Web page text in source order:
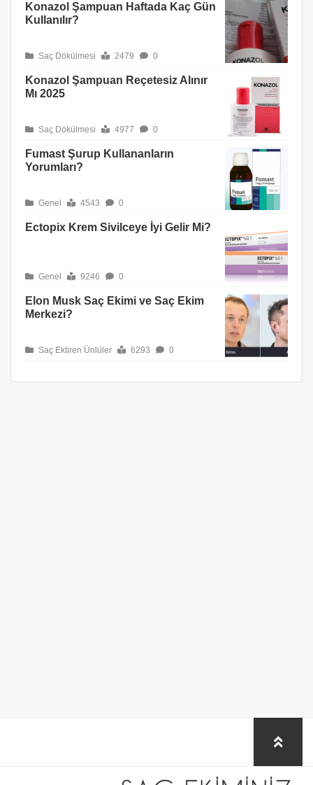
Konazol Şampuan Haftada Kaç Gün
Kullanılır?
Saç Dökülmesi 2479 0
Konazol Şampuan Reçetesiz Alınır
Mı 2025
Saç Dökülmesi 4977 0
Fumast Şurup Kullananların
Yorumları?
Genel 4543 0
Ectopix Krem Sivilceye İyi Gelir Mi?
Genel 9246 0
Elon Musk Saç Ekimi ve Saç Ekim
Merkezi?
Saç Ektiren Ünlüler 6293 0